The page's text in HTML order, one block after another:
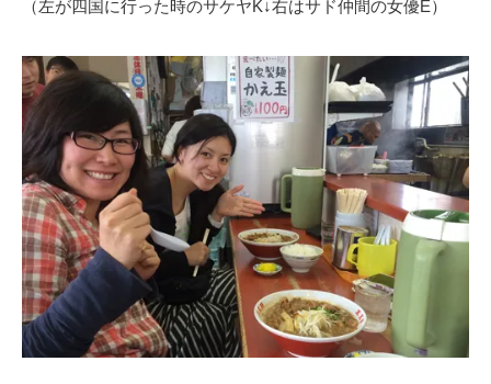
（左が四国に行った時のサケヤK↓右はサド仲間の女優E）